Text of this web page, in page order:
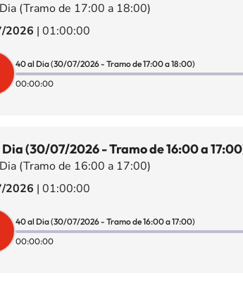
(Tramo de 17:00 a 18:00)
2026 | 01:00:00
40 al Dia (30/07/2026 - Tramo de 17:00 a 18:00)
00:00:00
(30/07/2026 - Tramo de 16:00 a
(Tramo de 16:00 a 17:00)
2026 | 01:00:00
40 al Dia (30/07/2026 - Tramo de 16:00 a 17:00)
00:00:00